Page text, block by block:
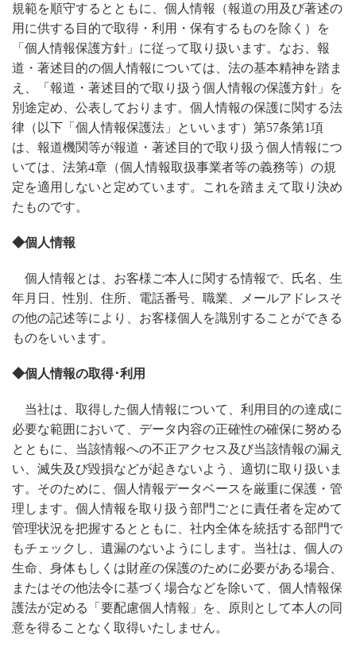
規範を順守するとともに、個人情報（報道の用及び著述の
用に供する目的で取得・利用・保有するものを除く）を
「個人情報保護方針」に従って取り扱います。なお、報
道・著述目的の個人情報については、法の基本精神を踏ま
え、「報道・著述目的で取り扱う個人情報の保護方針」を
別途定め、公表しております。個人情報の保護に関する法
律（以下「個人情報保護法」といいます）第57条第1項
は、報道機関等が報道・著述目的で取り扱う個人情報につ
いては、法第4章（個人情報取扱事業者等の義務等）の規
定を適用しないと定めています。これを踏まえて取り決め
たものです。
◆個人情報
個人情報とは、お客様ご本人に関する情報で、氏名、生
年月日、性別、住所、電話番号、職業、メールアドレスそ
の他の記述等により、お客様個人を識別することができる
ものをいいます。
◆個人情報の取得･利用
当社は、取得した個人情報について、利用目的の達成に
必要な範囲において、データ内容の正確性の確保に努める
とともに、当該情報への不正アクセス及び当該情報の漏え
い、滅失及び毀損などが起きないよう、適切に取り扱いま
す。そのために、個人情報データベースを厳重に保護・管
理します。個人情報を取り扱う部門ごとに責任者を定めて
管理状況を把握するとともに、社内全体を統括する部門で
もチェックし、遺漏のないようにします。当社は、個人の
生命、身体もしくは財産の保護のために必要がある場合、
またはその他法令に基づく場合などを除いて、個人情報保
護法が定める「要配慮個人情報」を、原則として本人の同
意を得ることなく取得いたしません。